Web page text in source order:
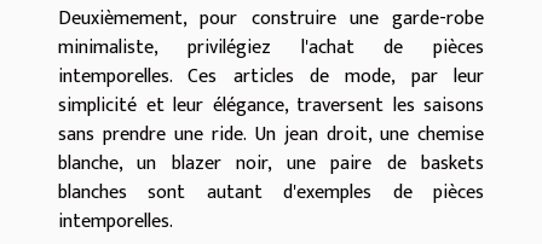
Deuxièmement, pour construire une garde-robe
minimaliste, privilégiez l'achat de pièces
intemporelles. Ces articles de mode, par leur
simplicité et leur élégance, traversent les saisons
sans prendre une ride. Un jean droit, une chemise
blanche, un blazer noir, une paire de baskets
blanches sont autant d'exemples de pièces
intemporelles.